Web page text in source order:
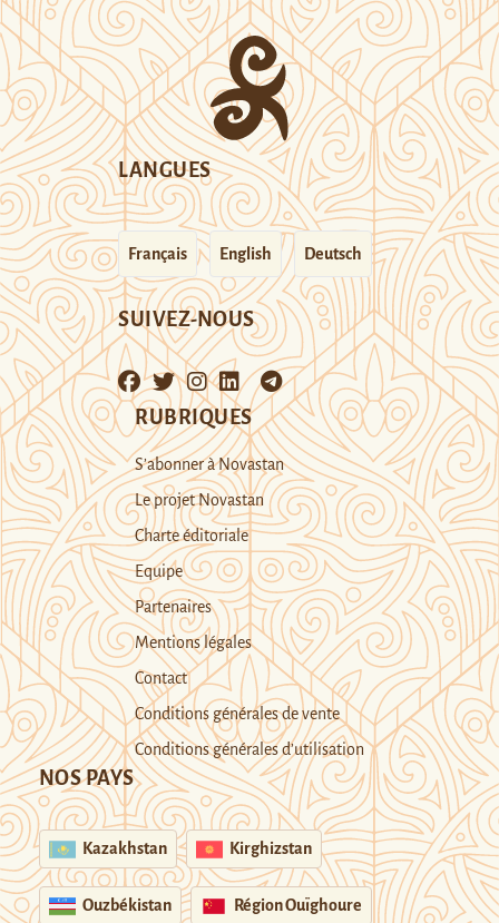
LANGUES
Français English Deutsch
SUIVEZ-NOUS
RUBRIQUES
S’abonner à Novastan
Le projet Novastan
Charte éditoriale
Equipe
Partenaires
Mentions légales
Contact
Conditions générales de vente
Conditions générales d’utilisation
NOS PAYS
Kazakhstan Kirghizstan
Ouzbékistan Région Ouïghoure